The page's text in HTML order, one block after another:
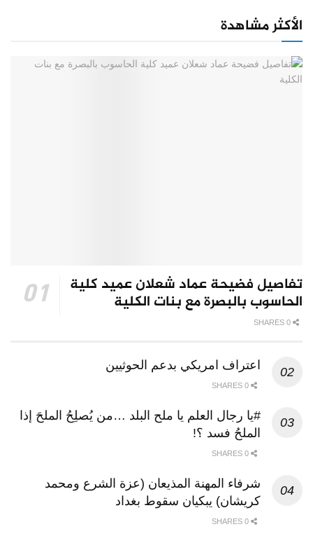
الأكثر مشاهدة
تفاصيل فضيحة عماد شعلان عميد كلية
الحاسوب بالبصرة مع بنات الكلية
اعتراف امريكي بدعم الحوثيين
#يا رجال العلم يا ملح البلد …من يُصلِحُ الملحَ إذا
الملحُ فسد ؟!
شرفاء المهنة المذيعان (عزة الشرع ومحمد
كريشان) يبكيان سقوط بغداد